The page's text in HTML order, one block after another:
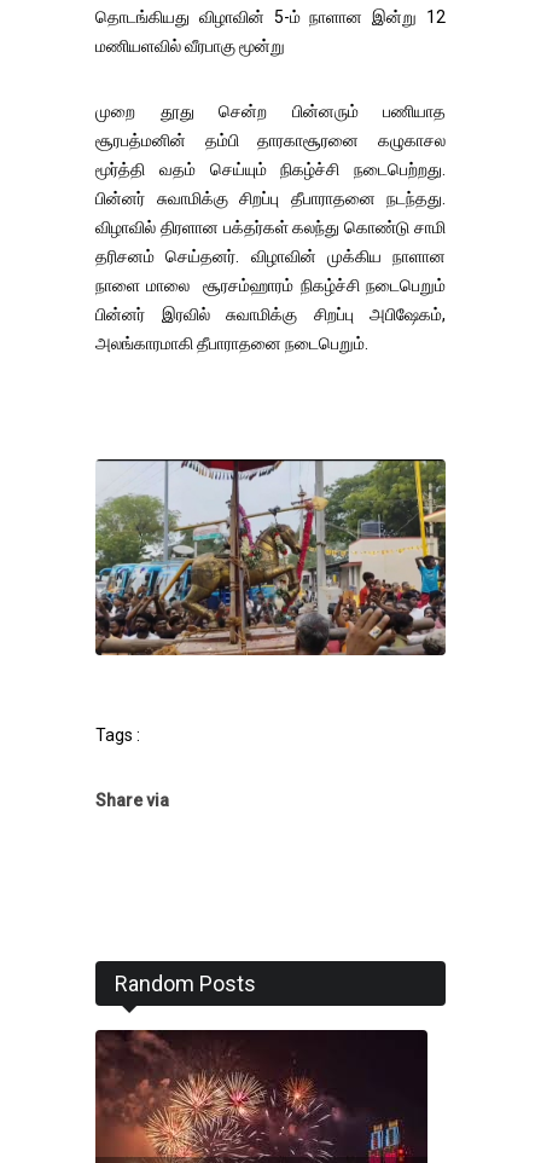
தொடங்கியது விழாவின் 5-ம் நாளான இன்று 12
மணியளவில் வீரபாகு மூன்று
முறை தூது சென்ற பின்னரும் பணியாத
சூரபத்மனின் தம்பி தாரகாசூரனை கழுகாசல
மூர்த்தி வதம் செய்யும் நிகழ்ச்சி நடைபெற்றது.
பின்னர் சுவாமிக்கு சிறப்பு தீபாராதனை நடந்தது.
விழாவில் திரளான பக்தர்கள் கலந்து கொண்டு சாமி
தரிசனம் செய்தனர். விழாவின் முக்கிய நாளான
நாளை மாலை சூரசம்ஹாரம் நிகழ்ச்சி நடைபெறும்
பின்னர் இரவில் சுவாமிக்கு சிறப்பு அபிஷேகம்,
அலங்காரமாகி தீபாராதனை நடைபெறும்.
Tags :
Share via
Random Posts